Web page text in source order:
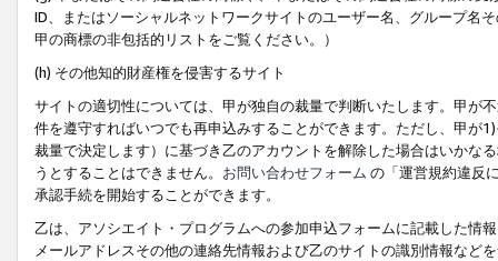
ID、またはソーシャルネットワークサイトのユーザー名、グループ名
甲の商標の非包括的リストをご覧ください。）
(h) その他知的財産権を侵害するサイト
サイトの適切性については、甲が独自の裁量で判断いたします。甲が
件を遵守すればいつでも再申込みすることができます。ただし、甲が
裁量で決定します）に基づき乙のアカウントを解除した場合はいかな
うとすることはできません。 お問い合わせフォーム の「運営規約違反
承認手続を開始することができます。
乙は、アソシエイト・プログラムへの参加申込フォームに記載した情
メールアドレスその他の連絡先情報および乙のサイトの識別情報など